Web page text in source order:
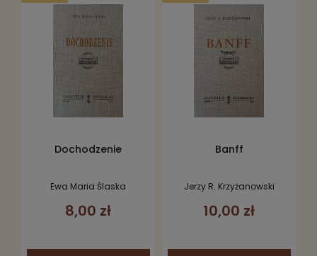
Dochodzenie
Ewa Maria Ślaska
8,00 zł
Banff
Jerzy R. Krzyżanowski
10,00 zł